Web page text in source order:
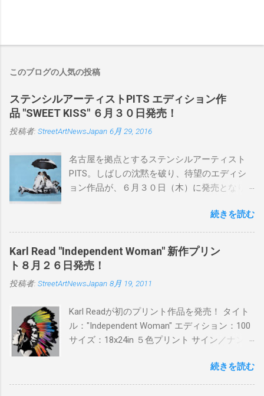
このブログの人気の投稿
ステンシルアーティストPITS エディション作
品 "SWEET KISS" ６月３０日発売！
投稿者: StreetArtNewsJapan 6月 29, 2016
名古屋を拠点とするステンシルアーティスト
PITS。しばしの沈黙を破り、待望のエディシ
ョン作品が、６月３０日（木）に発売となり
品に落とし込むスタイルは今作でも健在。(
PITSの過去記事はこちらから ) 発売日：6月30
日(木)19時 タイトル：SWEET KISS カラー：
BLUE/MINT GREEN/PINK/YELLOW エディショ
ン：各色５ サイズ：800mm × 550mm 価格：
¥16,000(¥17,280) 購入は、 こちら から
続きを読む
Karl Read "Independent Woman" 新作プリン
ト８月２６日発売！
投稿者: StreetArtNewsJapan 8月 19, 2011
Karl Readが初のプリント作品を発売！ タイト
ル："Independent Woman" エディション：100
サイズ：18x24in ５色プリント サイン／ナンバ
ドフィニッシュバージョン（エディション：
25）$125 購入は８月２６日に こちら から
続きを読む